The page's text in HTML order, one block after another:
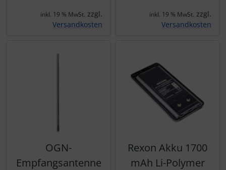
inkl. 19 % MwSt. zzgl.
Versandkosten
inkl. 19 % MwSt. zzgl.
Versandkosten
OGN-
Empfangsantenne
Rexon Akku 1700
mAh Li-Polymer